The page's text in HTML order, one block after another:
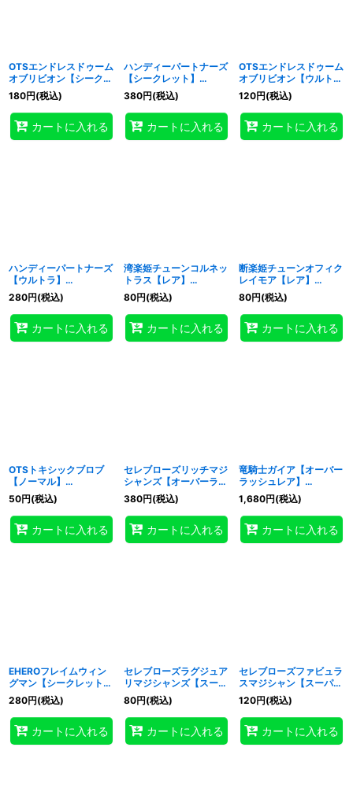
OTSエンドレスドゥーム
オブリビオン【シークレ
ット】{RD/KP22-
JP029}《RDフュージョ
ン》
180円(税込)
カートに入れる
ハンディーパートナーズ
【シークレット】
{RD/KP22-JP032}
《RDフュージョン》
380円(税込)
カートに入れる
OTSエンドレスドゥーム
オブリビオン【ウルト
ラ】{RD/KP22-JP029}
《RDフュージョン》
120円(税込)
カートに入れる
ハンディーパートナーズ
【ウルトラ】
{RD/KP22-JP032}
《RDフュージョン》
280円(税込)
カートに入れる
湾楽姫チューンコルネッ
トラス【レア】
{RD/KP22-JP030}
《RDフュージョン》
80円(税込)
カートに入れる
断楽姫チューンオフィク
レイモア【レア】
{RD/KP22-JP031}
《RDフュージョン》
80円(税込)
カートに入れる
OTSトキシックブロブ
【ノーマル】
{RD/KP22-JP028}
《RDフュージョン》
50円(税込)
カートに入れる
セレブローズリッチマジ
シャンズ【オーバーラッ
シュレア】{RD/AP01-
JP040}《RDフュージョ
ン》
380円(税込)
カートに入れる
竜騎士ガイア【オーバー
ラッシュレア】
{RD/AP01-JP099}
《RDフュージョン》
1,680円(税込)
カートに入れる
EHEROフレイムウィン
グマン【シークレット】
{RD/AP01-JP082}
《RDフュージョン》
280円(税込)
カートに入れる
セレブローズラグジュア
リマジシャンズ【スーパ
ーパラレル】
{RD/AP01-JP037}
《RDフュージョン》
80円(税込)
カートに入れる
セレブローズファビュラ
スマジシャン【スーパー
パラレル】{RD/AP01-
JP038}《RDフュージョ
ン》
120円(税込)
カートに入れる